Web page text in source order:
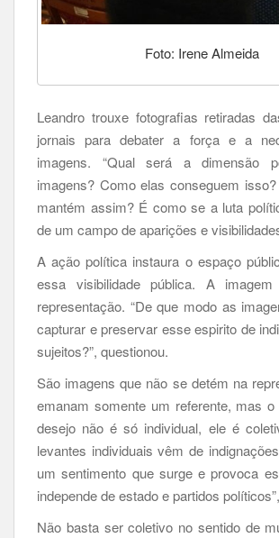
Foto: Irene Almeida
Leandro trouxe fotografias retiradas
jornais para debater a força e a
imagens. “Qual será a dimensão
imagens? Como elas conseguem
mantém assim? É como se a luta
de um campo de aparições e
A ação política instaura o espaço
essa visibilidade pública. A
representação. “De que modo as
capturar e preservar esse espirito de
sujeitos?”, questionou.
São imagens que não se detém na
emanam somente um referente, mas
desejo não é só individual, ele é
levantes individuais vêm de
um sentimento que surge e provoca
independe de estado e partidos
Não basta ser coletivo no sentido de